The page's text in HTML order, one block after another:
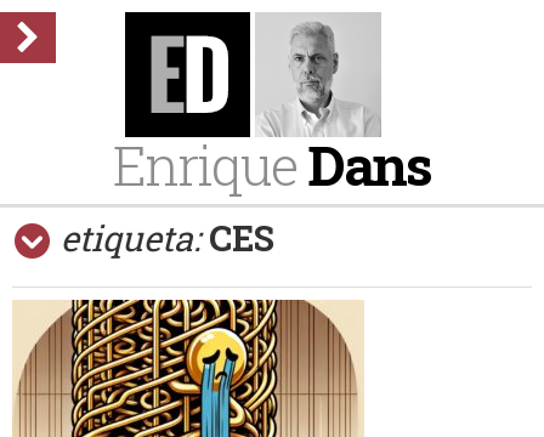
EnriqueDans
etiqueta: CES